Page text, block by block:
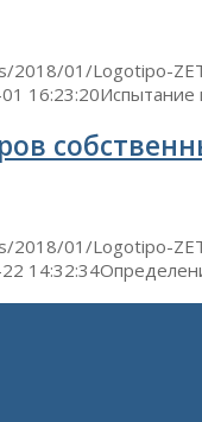
01/Logotipo-
16:23:20Испытание
01/Logotipo-
14:32:34